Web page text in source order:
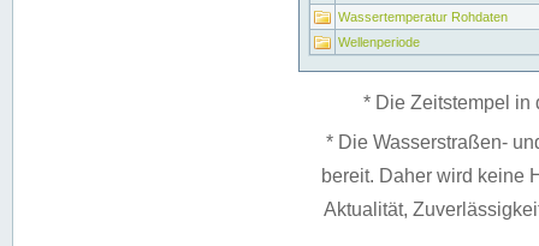
Wassertemperatur Rohdaten
Wellenperiode
* Die Zeitstempel in
* Die Wasserstraßen-
bereit. Daher wird keine
Aktualität,